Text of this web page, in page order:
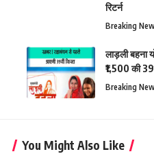
रिटर्न
Breaking
लाड़ली बहना
₹1,500 की
Breaking
You Might Also Like